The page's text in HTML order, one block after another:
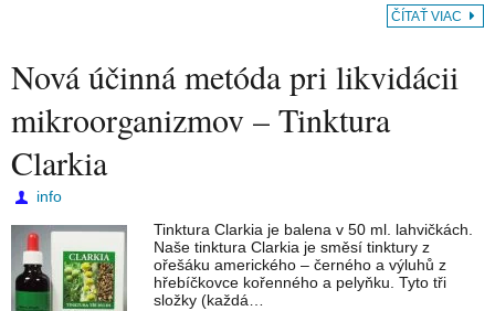
ČÍTAŤ VIAC
Nová účinná metóda pri likvidácii
mikroorganizmov – Tinktura
Clarkia
info
Tinktura Clarkia je balena v 50 ml. lahvičkách.
Naše tinktura Clarkia je směsí tinktury z
ořešáku amerického – černého a výluhů z
hřebíčkovce kořenného a pelyňku. Tyto tři
složky (každá…